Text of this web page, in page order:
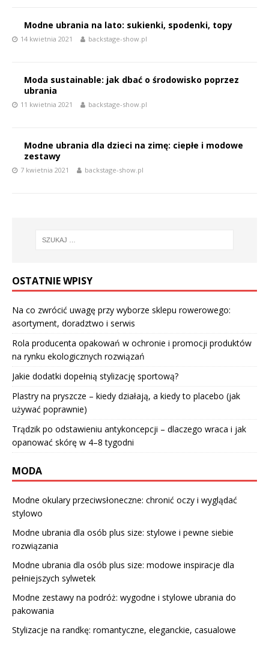
Modne ubrania na lato: sukienki, spodenki, topy
14 kwietnia 2021 backstage-show.pl
Moda sustainable: jak dbać o środowisko poprzez
ubrania
11 kwietnia 2021 backstage-show.pl
Modne ubrania dla dzieci na zimę: ciepłe i modowe
zestawy
7 kwietnia 2021 backstage-show.pl
OSTATNIE WPISY
Na co zwrócić uwagę przy wyborze sklepu rowerowego:
asortyment, doradztwo i serwis
Rola producenta opakowań w ochronie i promocji produktów
na rynku ekologicznych rozwiązań
Jakie dodatki dopełnią stylizację sportową?
Plastry na pryszcze – kiedy działają, a kiedy to placebo (jak
używać poprawnie)
Trądzik po odstawieniu antykoncepcji – dlaczego wraca i jak
opanować skórę w 4–8 tygodni
MODA
Modne okulary przeciwsłoneczne: chronić oczy i wyglądać
stylowo
Modne ubrania dla osób plus size: stylowe i pewne siebie
rozwiązania
Modne ubrania dla osób plus size: modowe inspiracje dla
pełniejszych sylwetek
Modne zestawy na podróż: wygodne i stylowe ubrania do
pakowania
Stylizacje na randkę: romantyczne, eleganckie, casualowe